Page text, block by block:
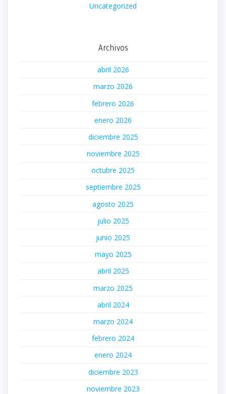
Uncategorized
Archivos
abril 2026
marzo 2026
febrero 2026
enero 2026
diciembre 2025
noviembre 2025
octubre 2025
septiembre 2025
agosto 2025
julio 2025
junio 2025
mayo 2025
abril 2025
marzo 2025
abril 2024
marzo 2024
febrero 2024
enero 2024
diciembre 2023
noviembre 2023